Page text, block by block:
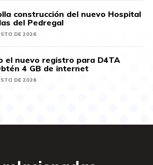
construcción del nuevo Hospital
del Pedregal
DE 2026
el nuevo registro para D4TA
4 GB de internet
DE 2026